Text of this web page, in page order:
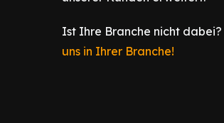
Ist Ihre Branche nicht dabei?
uns in Ihrer Branche!